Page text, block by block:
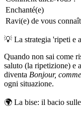
Enchanté(e)
Ravi(e) de vous
💡 La strategia 'ripeti e
Quando non sai come
saluto (la ripetizione) e
diventa Bonjour,
ogni situazione.
🌍 La bise: il bacio